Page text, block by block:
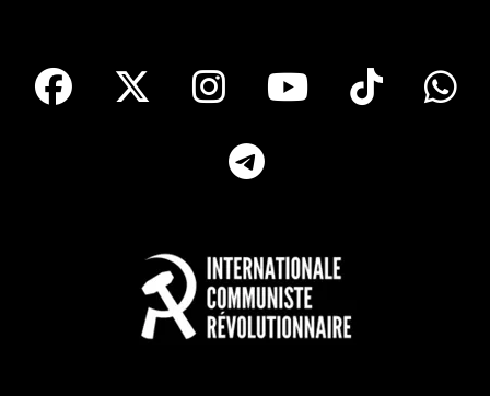
facebook Instagram
Youtube
Tik